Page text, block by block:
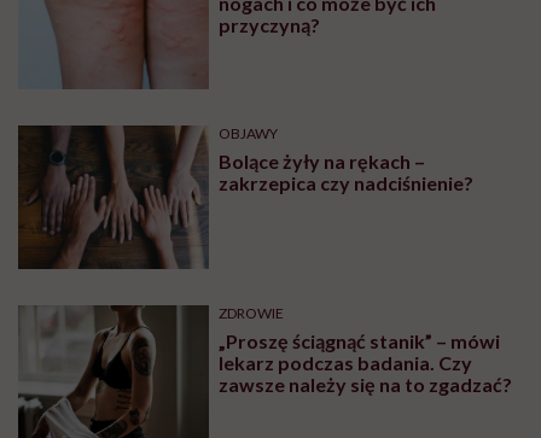
przyczyną?
OBJAWY
Bolące żyły na rękach –
zakrzepica czy nadciśnienie?
ZDROWIE
„Proszę ściągnąć stanik” – mówi
lekarz podczas badania. Czy
zawsze należy się na to zgadzać?